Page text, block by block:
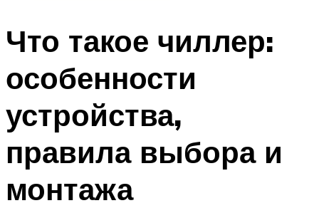
Меню
Что такое чиллер:
особенности
устройства,
правила выбора и
монтажа